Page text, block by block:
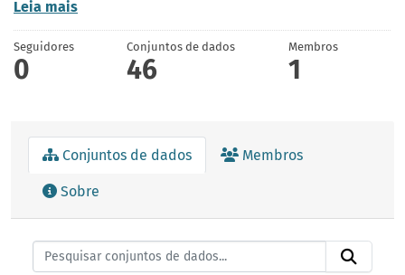
Leia mais
Seguidores
0
Conjuntos de dados
46
Membros
1
Conjuntos de dados Membros
Sobre